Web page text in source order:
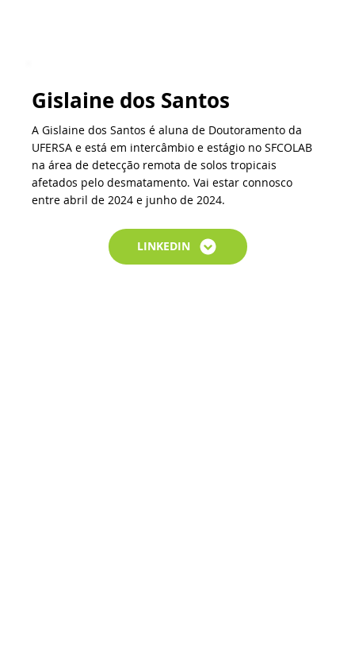
Gislaine dos Santos
A Gislaine dos Santos é aluna de Doutoramento da
UFERSA e está em intercâmbio e estágio no SFCOLAB
na área de detecção remota de solos tropicais
afetados pelo desmatamento. Vai estar connosco
entre abril de 2024 e junho de 2024.
LINKEDIN